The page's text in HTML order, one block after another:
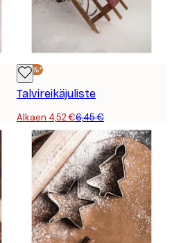
-30%*
Talvireikäjuliste
Alkaen 4,52 €6,45 €